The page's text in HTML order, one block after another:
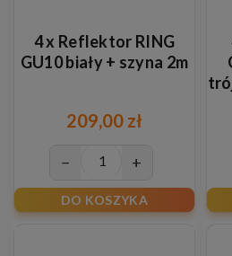
4 x Reflektor RING
GU10 biały + szyna 2m
209,00 zł
− +
DO KOSZYKA